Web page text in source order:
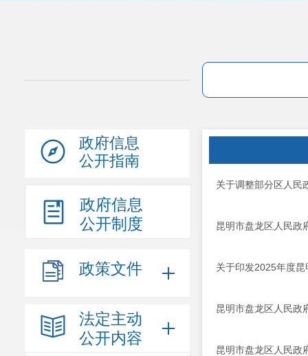
政府信息
公开指南
政府信息
公开制度
政策文件
法定主动
公开内容
关于调整部分区人民
昆明市盘龙区人民政
关于印发2025年度
昆明市盘龙区人民政
昆明市盘龙区人民政